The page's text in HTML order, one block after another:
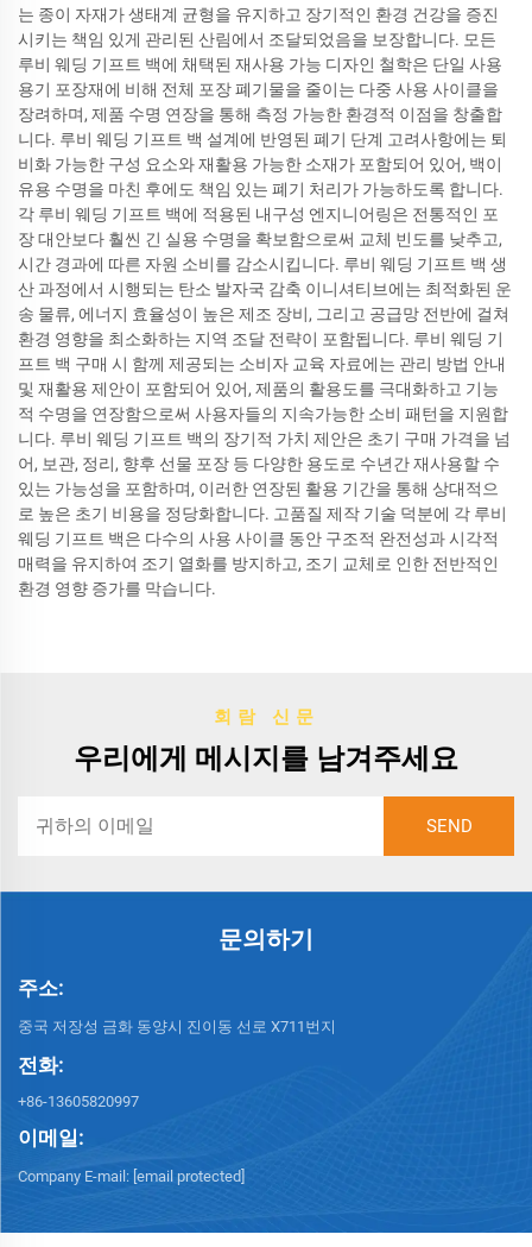
는 종이 자재가 생태계 균형을 유지하고 장기적인 환경 건강을 증진
시키는 책임 있게 관리된 산림에서 조달되었음을 보장합니다. 모든
루비 웨딩 기프트 백에 채택된 재사용 가능 디자인 철학은 단일 사용
용기 포장재에 비해 전체 포장 폐기물을 줄이는 다중 사용 사이클을
장려하며, 제품 수명 연장을 통해 측정 가능한 환경적 이점을 창출합
니다. 루비 웨딩 기프트 백 설계에 반영된 폐기 단계 고려사항에는 퇴
비화 가능한 구성 요소와 재활용 가능한 소재가 포함되어 있어, 백이
유용 수명을 마친 후에도 책임 있는 폐기 처리가 가능하도록 합니다.
각 루비 웨딩 기프트 백에 적용된 내구성 엔지니어링은 전통적인 포
장 대안보다 훨씬 긴 실용 수명을 확보함으로써 교체 빈도를 낮추고,
시간 경과에 따른 자원 소비를 감소시킵니다. 루비 웨딩 기프트 백 생
산 과정에서 시행되는 탄소 발자국 감축 이니셔티브에는 최적화된 운
송 물류, 에너지 효율성이 높은 제조 장비, 그리고 공급망 전반에 걸쳐
환경 영향을 최소화하는 지역 조달 전략이 포함됩니다. 루비 웨딩 기
프트 백 구매 시 함께 제공되는 소비자 교육 자료에는 관리 방법 안내
및 재활용 제안이 포함되어 있어, 제품의 활용도를 극대화하고 기능
적 수명을 연장함으로써 사용자들의 지속가능한 소비 패턴을 지원합
니다. 루비 웨딩 기프트 백의 장기적 가치 제안은 초기 구매 가격을 넘
어, 보관, 정리, 향후 선물 포장 등 다양한 용도로 수년간 재사용할 수
있는 가능성을 포함하며, 이러한 연장된 활용 기간을 통해 상대적으
로 높은 초기 비용을 정당화합니다. 고품질 제작 기술 덕분에 각 루비
웨딩 기프트 백은 다수의 사용 사이클 동안 구조적 완전성과 시각적
매력을 유지하여 조기 열화를 방지하고, 조기 교체로 인한 전반적인
환경 영향 증가를 막습니다.
회람 신문
우리에게 메시지를 남겨주세요
문의하기
주소:
중국 저장성 금화 동양시 진이동 선로 X711번지
전화:
+86-13605820997
이메일:
Company E-mail: [email protected]